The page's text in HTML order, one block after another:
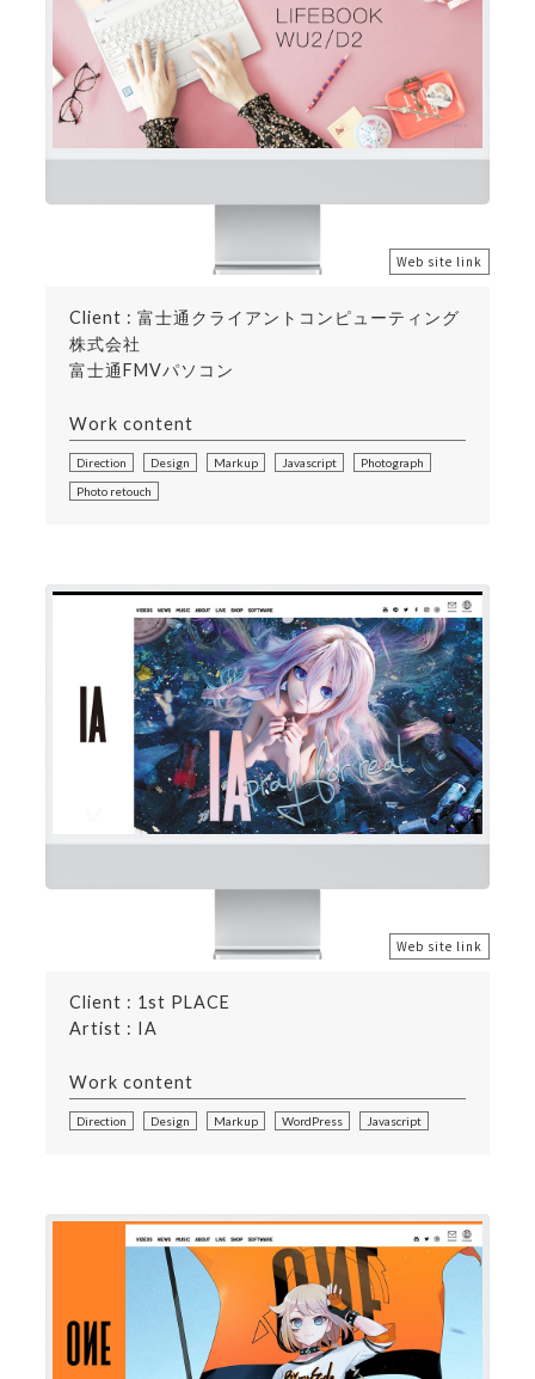
Web site link
Client : 富士通クライアントコンピューティング
株式会社
富士通FMVパソコン
Work content
Direction Design Markup Javascript
Photograph
Photo retouch
Web site link
Client : 1st PLACE
Artist : IA
Work content
Direction Design Markup WordPress Javascript